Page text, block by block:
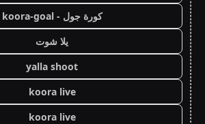
كورة جول - koora-goal
يلا شوت
yalla shoot
koora live
koora live